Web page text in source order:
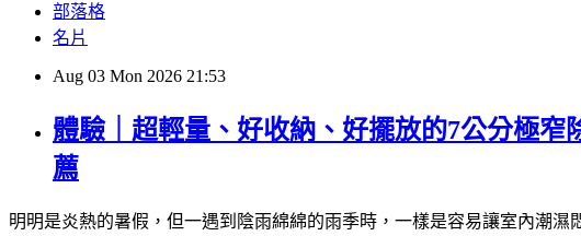
部落格
名片
Aug 03 Mon 2026 21:53
體驗｜超輕量、好收納、好擺放的7公分極
薦
明明是炎熱的暑假，但一遇到陰雨綿綿的雨季時，一樣是容易讓室內潮濕